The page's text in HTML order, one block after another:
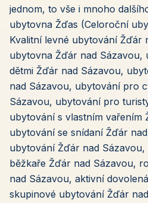
jednom, to vše i mnoho
ubytovna Žďas (Celoroční
Kvalitní levné ubytování Žďár
ubytovna Žďár nad Sázavou,
dětmi Žďár nad Sázavou,
nad Sázavou, ubytování pro
Sázavou, ubytování pro
ubytování s vlastním vařením
ubytování se snídaní Žďár
ubytování Žďár nad
běžkaře Žďár nad Sázavou,
nad Sázavou, aktivní
skupinové ubytování Žďár